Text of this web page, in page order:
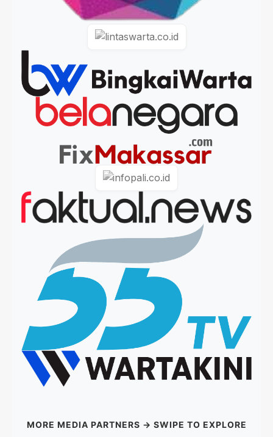
MORE MEDIA PARTNERS → SWIPE TO EXPLORE